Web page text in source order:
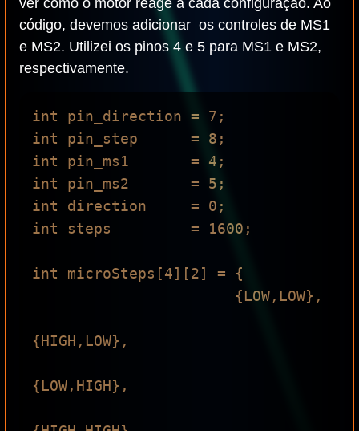
ver como o motor reage a cada configuração. Ao
código, devemos adicionar os controles de MS1
e MS2. Utilizei os pinos 4 e 5 para MS1 e MS2,
respectivamente.
int pin_direction = 7;
int pin_step      = 8;
int pin_ms1       = 4;
int pin_ms2       = 5;
int direction     = 0;
int steps         = 1600;
int microSteps[4][2] = {
{HIGH,LOW},
{LOW,HIGH},